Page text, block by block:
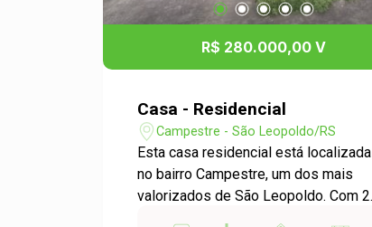
R$ 280.000,00 V
Casa - Residencial
Campestre - São Leopoldo/RS
Esta casa residencial está localizada
no bairro Campestre, um dos mais
valorizados de São Leopoldo. Com 2